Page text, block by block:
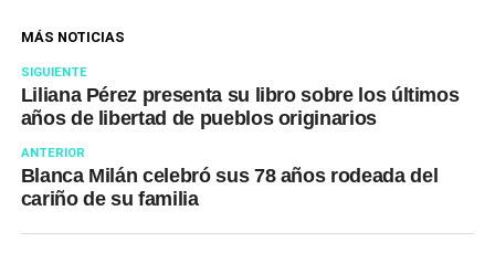
MÁS NOTICIAS
SIGUIENTE
Liliana Pérez presenta su libro sobre los últimos
años de libertad de pueblos originarios
ANTERIOR
Blanca Milán celebró sus 78 años rodeada del
cariño de su familia